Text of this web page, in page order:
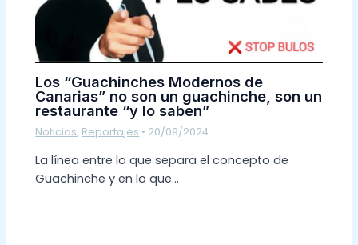
Los “Guachinches Modernos de
Canarias” no son un guachinche, son un
restaurante “y lo saben”
Noticias, Reportajes • 20/09/2024
La línea entre lo que separa el concepto de
Guachinche y en lo que…